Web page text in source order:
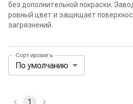
без дополнительной покраски.
ровный цвет и защищает
загрязнений.
Панель
Сортировать
По умолчанию
Активные и
1